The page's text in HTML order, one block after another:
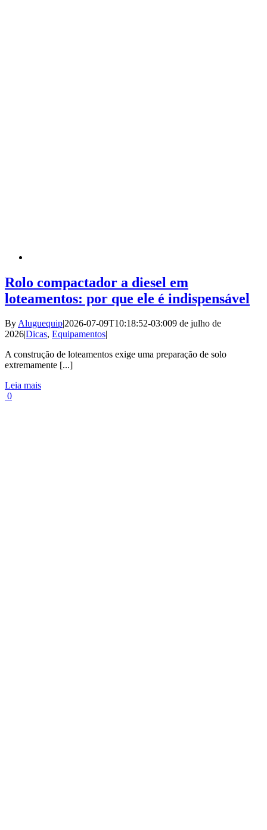
Rolo compactador a diesel em
loteamentos: por que ele é indispensável
ByAluguequip|2026-07-09T10:18:52-03:009 de julho de
2026|Dicas, Equipamentos|
A construção de loteamentos exige uma preparação de solo
extremamente [...]
Leia mais
0